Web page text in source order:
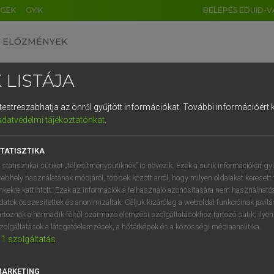
GYIK BELÉPÉS EDUID-
ELŐZMÉNYEK
uniós terminológiai szótár
VAN ELŐFIZETÉSED?
előfizetésem a teljes szócikk
NINCS ELŐFIZETÉSED?
LISTÁJA
az önről gyűjtött információkat. További információért
tájékoztatónkat.
statisztikai sütiket „teljesítménysütiknek” is nevezik. Ezek a sütik információkat
használatának módjáról, többek között arról, hogy milyen oldalakat keresett
kattintott. Ezek az információk a felhasználó azonosítására nem
összesítettek és anonimizáltak. Céljuk kizárólag a weboldal funkcióinak
a harmadik féltől származó elemzési szolgáltatásokhoz tartozó sütik;
a látogatóelemzések, a hőtérképek és a közösségi médiaanalitika.
1 szolgáltatás
DE CN FR ES IT NL
1 2 3 4 5 6 7 8 9
q w e r t z u i
a s d f g h j k l é
í y x c v b n m , .